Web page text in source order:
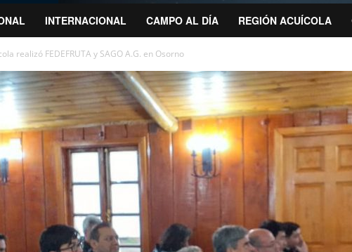
INTERNACIONAL CAMPO AL DÍA REGIÓN ACUÍCOLA
realizó FEDEFRUTA y SAGO A.G. en Osorno